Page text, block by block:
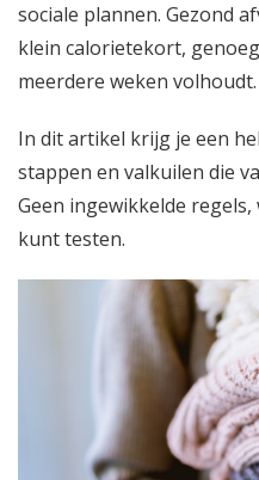
sociale plannen. Gezond
klein calorietekort,
meerdere weken volhoudt.
In dit artikel krijg je een
stappen en valkuilen die
Geen ingewikkelde
kunt testen.